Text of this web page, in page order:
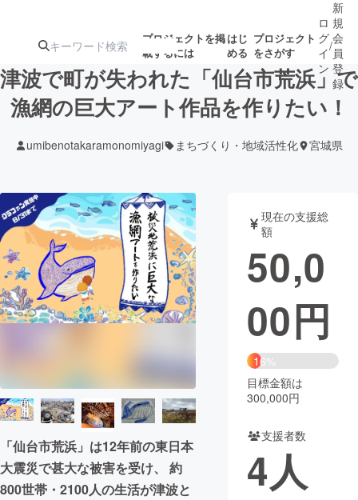
プロジェクトを掲
載するには
はじ
める
プロジェクト
をさがす
ジェクト
ターン
ジェクト
募集終了が近いプ
ロジェクト
もうすぐ公開
されます
アート・写真 音楽
テクノロジー・ガジェット ゲーム・
映像・映画 書籍・雑誌
チャレンジ
まちづくり・地域活性化
CAMPFIRE for Social Good
CAMPFIRE Creation
CAMPFIREふるさと納税
コミュニティ
ロ
グ
イ
ン
/
新
規
会
員
登
録
津波で町が失われた「仙台市荒浜」で
漁網の巨大アート作品を作りたい！
umibenotakaramonomiyagi まちづくり・地域活性化 宮城県
「仙台市荒浜」は12年前の東日本
大震災で甚大な被害を受け、 約
800世帯・2100人の生活が津波と
現在の支援総
額
50,0
00円
16%
目標金額は
300,000円
支援者数
4人